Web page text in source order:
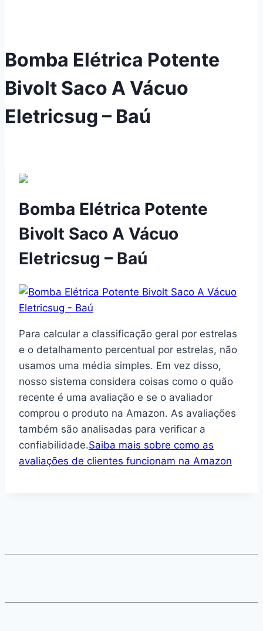
Bomba Elétrica Potente
Bivolt Saco A Vácuo
Eletricsug – Baú
Bomba Elétrica Potente
Bivolt Saco A Vácuo
Eletricsug – Baú
Para calcular a classificação geral por estrelas
e o detalhamento percentual por estrelas, não
usamos uma média simples. Em vez disso,
nosso sistema considera coisas como o quão
recente é uma avaliação e se o avaliador
comprou o produto na Amazon. As avaliações
também são analisadas para verificar a
confiabilidade.Saiba mais sobre como as
avaliações de clientes funcionam na Amazon